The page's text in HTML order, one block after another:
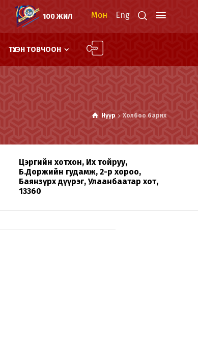
100 ЖИЛ Мон Eng
ТҮҮХЭН ТОВЧООН
Нүүр Холбоо барих
Цэргийн хотхон, Их тойруу,
Б.Доржийн гудамж, 2-р хороо,
Баянзүрх дүүрэг, Улаанбаатар хот,
13360